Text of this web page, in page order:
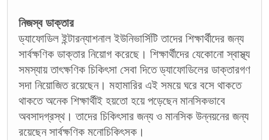
নিজস্ব ডাক্তার
ড্যাফোডিল ইন্টারন্যাশনাল ইউনিভার্সিটি তাদের শিক্ষার্থীদের জন্য
সার্বক্ষণিক ডাক্তার নিয়োগ করেছে। শিক্ষার্থীদের যেকোনো স্বাস্থ্য
সমস্যায় তাৎক্ষণিক চিকিৎসা সেবা দিতে ড্যাফোডিলের ডাক্তারগণ
সদা নিয়োজিত রয়েছেন। মহামারির এই সময়ে ঘরে বসে থাকতে
থাকতে অনেক শিক্ষার্থীই হয়তো হয়ে পড়েছেন মানসিকভাবে
অবসাদগ্রস্থ। তাদের চিকিৎসার জন্য ও মানসিক উন্নয়নের জন্য
রয়েছেন সার্বক্ষণিক মনোচিকিৎসক।